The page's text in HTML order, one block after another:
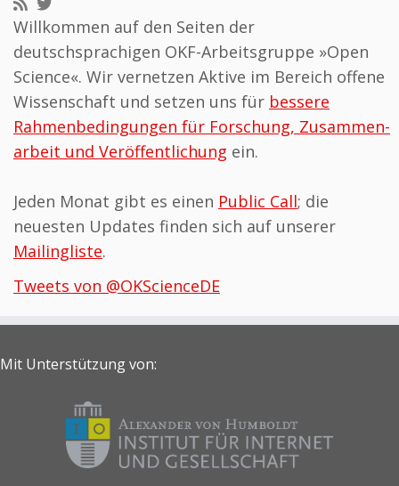
Willkommen auf den Seiten der
deutschsprachigen OKF-Arbeits­gruppe »Open
Science«. Wir vernetzen Aktive im Bereich offene
Wissenschaft und setzen uns für bessere
Rahmen­be­din­gungen für Forschung, Zusammen­
arbeit und Veröffentlichung ein.
Jeden Monat gibt es einen Public Call; die
neuesten Updates finden sich auf unserer
Mailingliste.
Tweets von @OKScienceDE
Mit Unterstützung von: